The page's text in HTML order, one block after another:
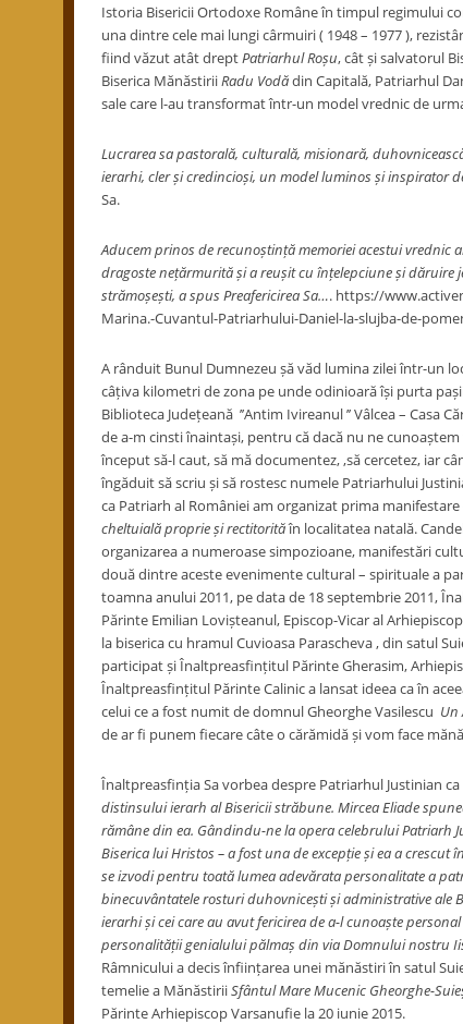
Istoria Bisericii Ortodoxe Române în timpul regimului
una dintre cele mai lungi cârmuiri ( 1948 – 1977 ),
fiind văzut atât dreptPatriarhul Roșu, cât și salvatorul
Biserica MănăstiriiRadu Vodădin Capitală, Patriarhul
sale care l-au transformat într-un model vrednic de
Lucrarea sa pastorală, culturală, misionară,
ierarhi, cler și credincioși, un model luminos și inspirator
Sa.
Aducem prinos de recunoștință memoriei acestui vrednic
dragoste nețărmurită și a reușit cu înțelepciune și dăruire
strămoșești, a spus Preafericirea Sa…. https://
Marina.-Cuvantul-Patriarhului-Daniel-la-slujba-de-
A rânduit Bunul Dumnezeu șă văd lumina zilei într-un
câțiva kilometri de zona pe unde odinioară își purta
Biblioteca Județeană ’’Antim Ivireanul ’’ Vâlcea –
de a-m cinsti înaintași, pentru că dacă nu ne
început să-l caut, să mă documentez, ,să cercetez, iar
îngăduit să scriu și să rostesc numele Patriarhului
ca Patriarh al României am organizat prima
cheltuială proprie și rectitorităîn localitatea natală.
organizarea a numeroase simpozioane, manifestări
două dintre aceste evenimente cultural – spirituale a
toamna anului 2011, pe data de 18 septembrie 2011,
Părinte Emilian Lovișteanul, Episcop-Vicar al
la biserica cu hramul Cuvioasa Parascheva , din satul
participat și Înaltpreasfințitul Părinte Gherasim,
Înaltpreasfințitul Părinte Calinic a lansat ideea ca în
celui ce a fost numit de domnul Gheorghe Vasilescu Un
de ar fi punem fiecare câte o cărămidă și vom face
Înaltpreasfinția Sa vorbea despre Patriarhul Justinian
distinsului ierarh al Bisericii străbune. Mircea Eliade
rămâne din ea. Gândindu-ne la opera celebrului Patriarh
Biserica lui Hristos – a fost una de excepție și ea a
se izvodi pentru toată lumea adevărata personalitate a
binecuvântatele rosturi duhovnicești și administrative ale
ierarhi și cei care au avut fericirea de a-l cunoaște
personalității genialului pălmaș din via Domnului nostru
Râmnicului a decis înființarea unei mănăstiri în satul
temelie a MănăstiriiSfântul Mare Mucenic Gheorghe-
Părinte Arhiepiscop Varsanufie la 20 iunie 2015.